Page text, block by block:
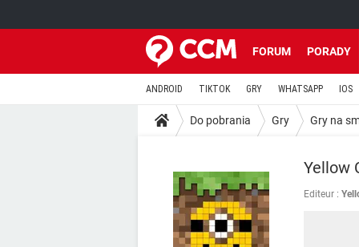
FORUM PORADY
ANDROID TIKTOK GRY WHATSAPP IOS
Do pobrania Gry Gry na
Yellow
Editeur :